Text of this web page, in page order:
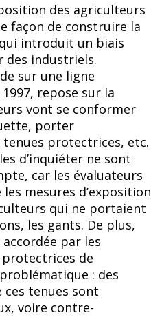
des agriculteurs
façon de construire la
introduit un biais
des industriels.
sur une ligne
repose sur la
vont se conformer
porter
protectrices, etc.
d’inquiéter ne sont
car les évaluateurs
mesures d’exposition
qui ne portaient
les gants. De plus,
par les
de
: des
tenues sont
voire contre-